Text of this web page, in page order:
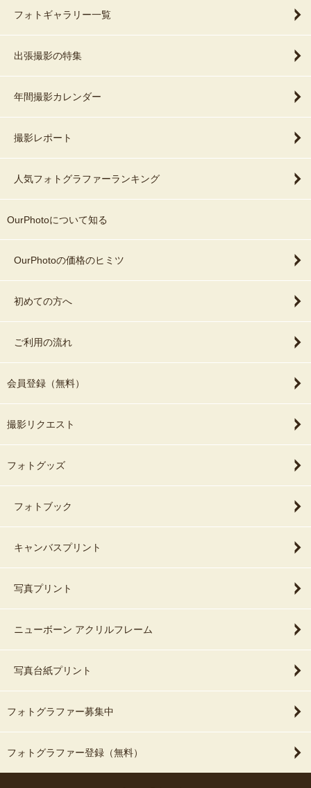
フォトギャラリー一覧
出張撮影の特集
年間撮影カレンダー
撮影レポート
人気フォトグラファーランキング
OurPhotoについて知る
OurPhotoの価格のヒミツ
初めての方へ
ご利用の流れ
会員登録（無料）
撮影リクエスト
フォトグッズ
フォトブック
キャンバスプリント
写真プリント
ニューボーン アクリルフレーム
写真台紙プリント
フォトグラファー募集中
フォトグラファー登録（無料）